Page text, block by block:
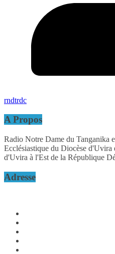
rndtrdc
A Propos
Radio Notre Dame du Tanganika
Ecclésiastique du Diocèse d'Uvira
d'Uvira à l'Est de la République
Adresse